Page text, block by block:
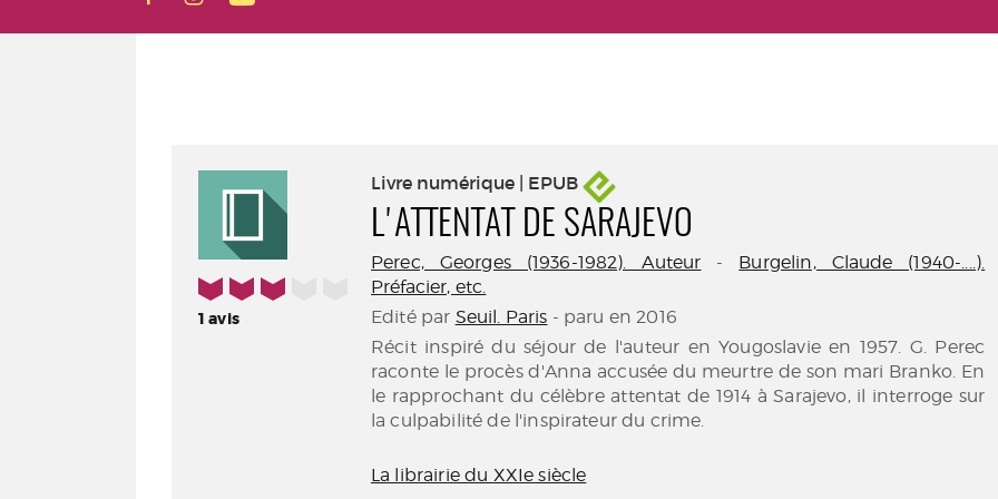
3/5
1avis
Livre numérique | EPUB
L'ATTENTAT DE SARAJEVO
Perec, Georges (1936-1982). Auteur - Burgelin, Claude (1940-....).
Préfacier, etc.
Edité par Seuil. Paris - paru en 2016
Récit inspiré du séjour de l'auteur en Yougoslavie en 1957. G. Perec
raconte le procès d'Anna accusée du meurtre de son mari Branko. En
le rapprochant du célèbre attentat de 1914 à Sarajevo, il interroge sur
la culpabilité de l'inspirateur du crime.
La librairie du XXIe siècle